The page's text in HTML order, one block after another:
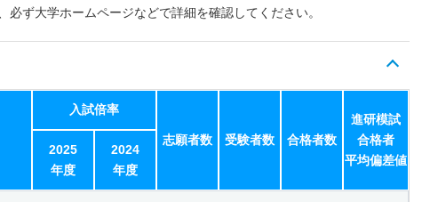
ず大学ホームページなどで詳細を確認してください。
入試倍率
志願者数 受験者数 合格者数
進研模試
合格者
平均偏差値
2025
年度
2024
年度